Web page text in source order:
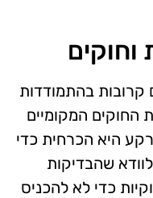
וחוקים
קרובות בהתמודדות
החוקים המקומיים
רקע היא הכרחית כדי
שהבדיקות
כדי לא להכניס